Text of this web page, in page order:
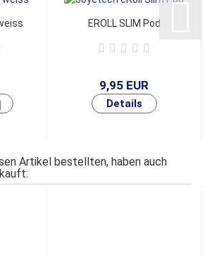
EROLL SLIM Pod
9,95 EUR
Artikel bestellten, haben auch